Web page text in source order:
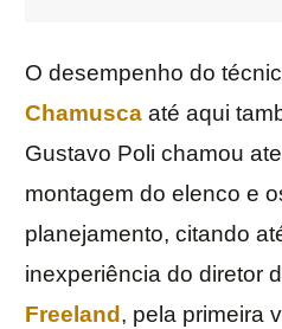
O desempenho do
Chamusca até aqui
Gustavo Poli chamou
montagem do elenco e
planejamento, citando
inexperiência do diretor
Freeland , pela primeira